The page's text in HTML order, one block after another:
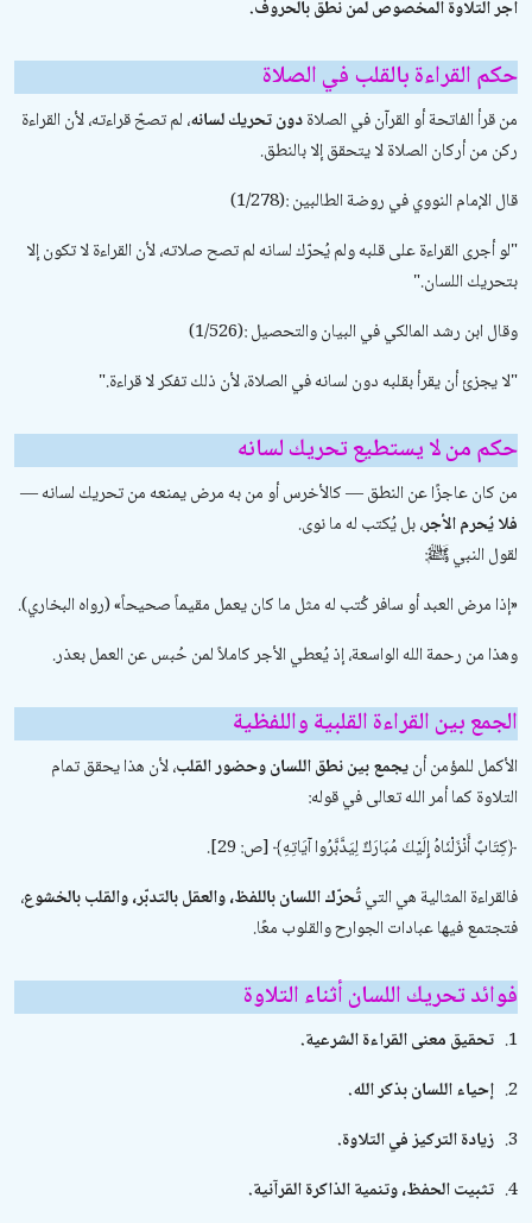
أجر التلاوة المخصوص لمن نطق بالحروف.
حكم القراءة بالقلب في الصلاة
من قرأ الفاتحة أو القرآن في الصلاةدون تحريك لسانه، لم تصحّ قراءته، لأن القراءة
ركن من أركان الصلاة لا يتحقق إلا بالنطق.
قال الإمام النووي فيروضة الطالبين(1/278):
"لو أجرى القراءة على قلبه ولم يُحرّك لسانه لم تصح صلاته، لأن القراءة لا تكون إلا
بتحريك اللسان."
وقال ابن رشد المالكي فيالبيان والتحصيل(1/526):
"لا يجزئ أن يقرأ بقلبه دون لسانه في الصلاة، لأن ذلك تفكر لا قراءة."
حكم من لا يستطيع تحريك لسانه
من كان عاجزًا عن النطق — كالأخرس أو من به مرض يمنعه من تحريك لسانه —
فلا يُحرم الأجر، بل يُكتب له ما نوى.
لقول النبي ﷺ:
«إذا مرض العبد أو سافر كُتب له مثل ما كان يعمل مقيماً صحيحاً» (رواه البخاري).
وهذا من رحمة الله الواسعة، إذ يُعطي الأجر كاملاً لمن حُبس عن العمل بعذر.
الجمع بين القراءة القلبية واللفظية
الأكمل للمؤمن أنيجمع بين نطق اللسان وحضور القلب، لأن هذا يحقق تمام
التلاوة كما أمر الله تعالى في قوله:
﴿كِتَابٌ أَنْزَلْنَاهُ إِلَيْكَ مُبَارَكٌ لِيَدَّبَّرُوا آيَاتِهِ﴾ [ص: 29].
فالقراءة المثالية هي التيتُحرّك اللسان باللفظ، والعقل بالتدبّر، والقلب بالخشوع،
فتجتمع فيها عبادات الجوارح والقلوب معًا.
فوائد تحريك اللسان أثناء التلاوة
1. تحقيق معنى القراءة الشرعية.
2. إحياء اللسان بذكر الله.
3. زيادة التركيز في التلاوة.
4. تثبيت الحفظ، وتنمية الذاكرة القرآنية.